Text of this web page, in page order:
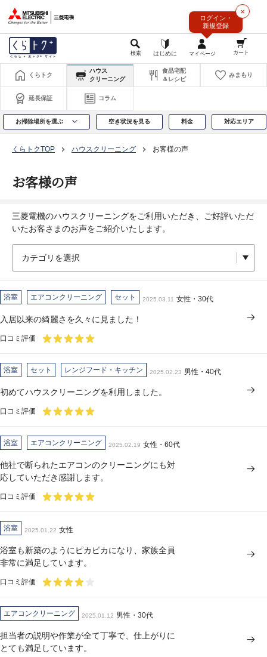
×
ログイン・
新規登録
くらトク
ハウス
クリーニング
食品宅配
＆レシピ
みまもり
延長保証 コラム
お掃除場所を選ぶ 空き状況を見る 料金 対応エリア
くらトクTOP ハウスクリーニング お客様の声
お客様の声
三菱電機のハウスクリーニングをご利用いただき、ご好評いただ
いたお客さまのお声をご紹介いたします。
浴室 エアコンクリーニング セット 2025.03.11 女性・30代
入居以来の綺麗さを久々に見ました！
口コミ評価
浴室 セット レンジフード・キッチン 2025.02.23 男性・40代
初めてハウスクリーニングを利用しました。
口コミ評価
浴室 エアコンクリーニング 2025.02.19 女性・60代
他社で断られたエアコンのクリーニングにも対
応していただき感謝します。
口コミ評価
浴室 2025.01.22 女性
浴室も新築のようにピカピカになり、家族全員
非常に満足しています。
口コミ評価
エアコンクリーニング 2025.01.12 男性・30代
担当者の説明や作業が全て丁寧で、仕上がりに
とても満足しています。